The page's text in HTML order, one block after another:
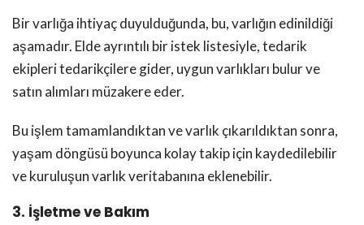
Bir varlığa ihtiyaç duyulduğunda, bu, varlığın edinildiği
aşamadır. Elde ayrıntılı bir istek listesiyle, tedarik
ekipleri tedarikçilere gider, uygun varlıkları bulur ve
satın alımları müzakere eder.
Bu işlem tamamlandıktan ve varlık çıkarıldıktan sonra,
yaşam döngüsü boyunca kolay takip için kaydedilebilir
ve kuruluşun varlık veritabanına eklenebilir.
3. İşletme ve Bakım